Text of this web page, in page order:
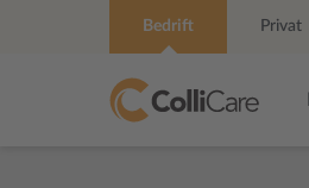
Bedrift Privat